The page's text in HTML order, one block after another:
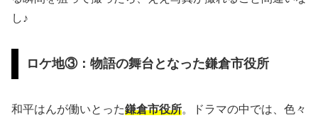
し♪
ロケ地③：物語の舞台となった鎌倉市役所
和平はんが働いとった鎌倉市役所。ドラマの中では、色々